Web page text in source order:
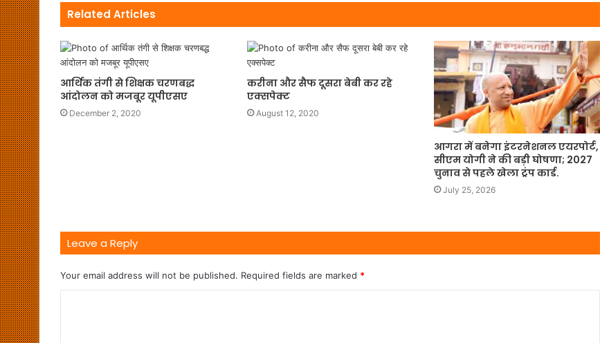
Related Articles
आर्थिक तंगी से शिक्षक चरणबद्ध
आंदोलन को मजबूर यूपीएसए
December 2, 2020
करीना और सैफ दूसरा बेबी कर रहे
एक्सपेक्ट
August 12, 2020
आगरा में बनेगा इंटरनेशनल एयरपोर्ट,
सीएम योगी ने की बड़ी घोषणा; 2027
चुनाव से पहले खेला ट्रंप कार्ड.
July 25, 2026
Leave a Reply
Your email address will not be published. Required fields are marked *